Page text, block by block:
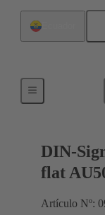
DIN-
flat
Artículo Nº: